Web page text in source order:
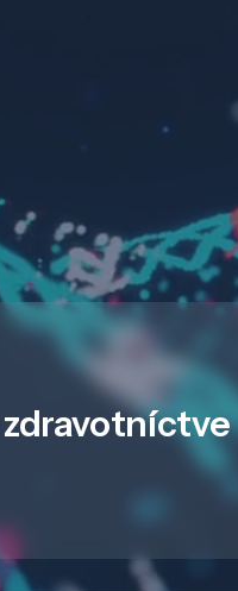
zdravotníctve